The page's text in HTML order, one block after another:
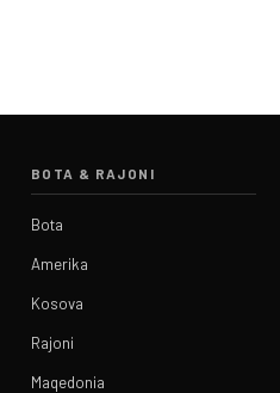
BOTA & RAJONI
Bota
Amerika
Kosova
Rajoni
Maqedonia